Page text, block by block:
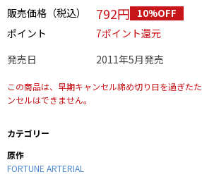
販売価格（税込）
792円 10%OFF
ポイント
7ポイント還元
発売日
2011年5月発売
この商品は、早期キャンセル締め切り日を過ぎた
ンセルはできません。
カテゴリー
原作
FORTUNE ARTERIAL